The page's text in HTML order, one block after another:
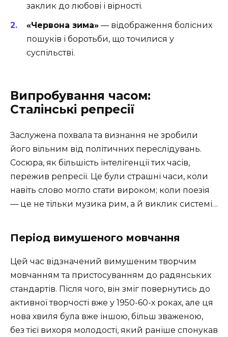
заклик до любові і вірності.
«Червона зима» — відображення болісних
пошуків і боротьби, що точилися у
суспільстві.
Випробування часом:
Сталінські репресії
Заслужена похвала та визнання не зробили
його вільним від політичних переслідувань.
Сосюра, як більшість інтелігенції тих часів,
пережив репресії. Це були страшні часи, коли
навіть слово могло стати вироком; коли поезія
— це не тільки музика рим, а й виклик системі…
Період вимушеного мовчання
Цей час відзначений вимушеним творчим
мовчанням та пристосуванням до радянських
стандартів. Після чого, він зміг повернутись до
активної творчості вже у 1950-60-х роках, але ця
нова хвиля була вже іншою, більш зваженою,
без тієї вихоря молодості, який раніше спонукав